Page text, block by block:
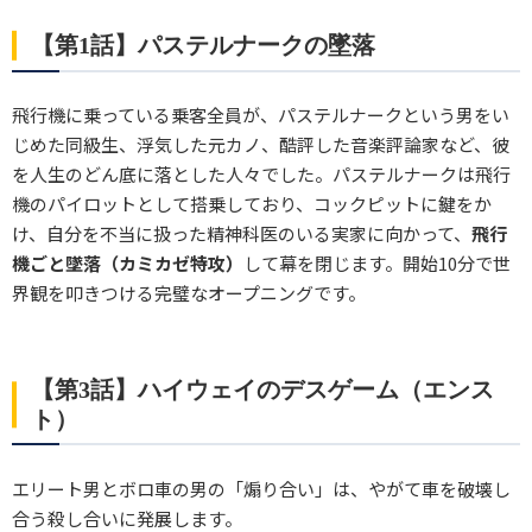
【第1話】パステルナークの墜落
飛行機に乗っている乗客全員が、パステルナークという男をい
じめた同級生、浮気した元カノ、酷評した音楽評論家など、彼
を人生のどん底に落とした人々でした。パステルナークは飛行
機のパイロットとして搭乗しており、コックピットに鍵をか
け、自分を不当に扱った精神科医のいる実家に向かって、 飛行
機ごと墜落（カミカゼ特攻）
して幕を閉じます。開始10分で世
界観を叩きつける完璧なオープニングです。
【第3話】ハイウェイのデスゲーム（エンス
ト）
エリート男とボロ車の男の「煽り合い」は、やがて車を破壊し
合う殺し合いに発展します。